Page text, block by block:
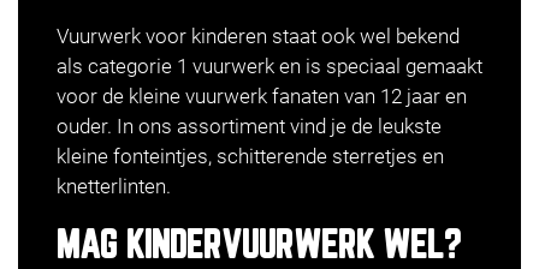
Vuurwerk voor kinderen staat ook wel bekend
als categorie 1 vuurwerk en is speciaal gemaakt
voor de kleine vuurwerk fanaten van 12 jaar en
ouder. In ons assortiment vind je de leukste
kleine fonteintjes, schitterende sterretjes en
knetterlinten.
MAG KINDERVUURWERK WEL?